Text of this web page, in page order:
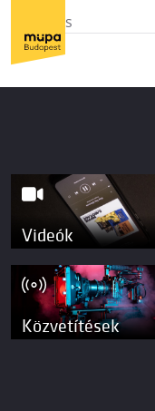
Videók
Közvetítések